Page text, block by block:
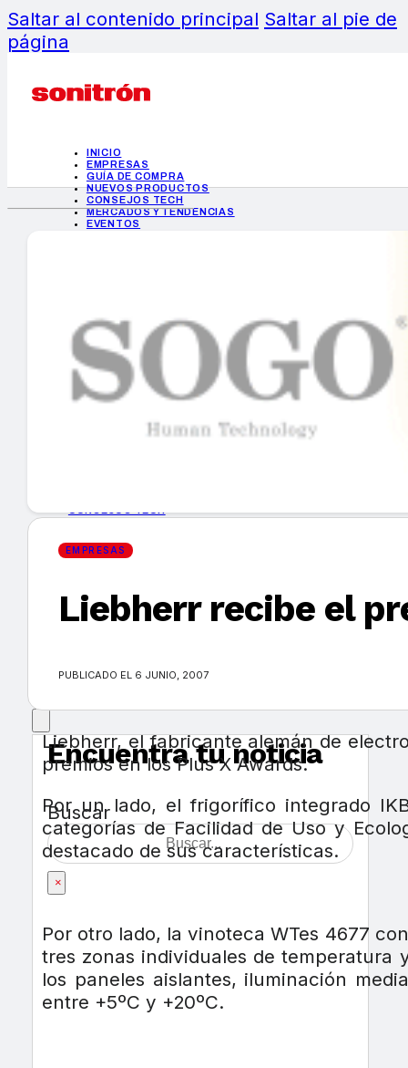
Saltar al contenido principal Saltar al pie de
página
INICIO
EMPRESAS
GUÍA DE COMPRA
NUEVOS PRODUCTOS
CONSEJOS TECH
MERCADOS Y TENDENCIAS
EVENTOS
INICIO
EMPRESAS
GUÍA DE COMPRA
MERCADOS Y TENDENCIAS
EVENTOS
Encuentra tu noticia
Buscar
×
EMPRESAS
Liebherr recibe el
PUBLICADO EL 6 JUNIO, 2007
Liebherr, el fabricante alemán de
premios en los Plus X Awards.
Por un lado, el frigorífico integrado
categorías de Facilidad de Uso y
destacado de sus características.
Por otro lado, la vinoteca WTes 4677
tres zonas individuales de
los paneles aislantes, iluminación
entre +5ºC y +20ºC.